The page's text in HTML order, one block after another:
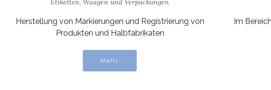
Etiketten, Waagen und Verpackungen
Herstellung von Markierungen und Registrierung von
Produkten und Halbfabrikaten
Mehr
Im